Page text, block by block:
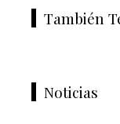
También
Noticias